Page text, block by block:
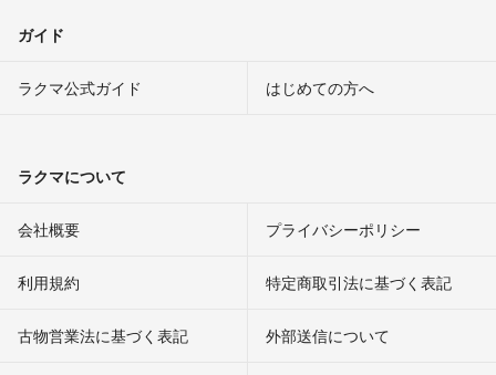
ガイド
ラクマ公式ガイド はじめての方へ
ラクマについて
会社概要 プライバシーポリシー
利用規約 特定商取引法に基づく表記
古物営業法に基づく表記 外部送信について